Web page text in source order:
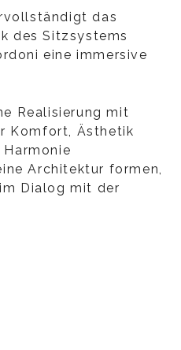
das
des Sitzsystems
eine immersive
Realisierung mit
Komfort, Ästhetik
Architektur formen,
Dialog mit der